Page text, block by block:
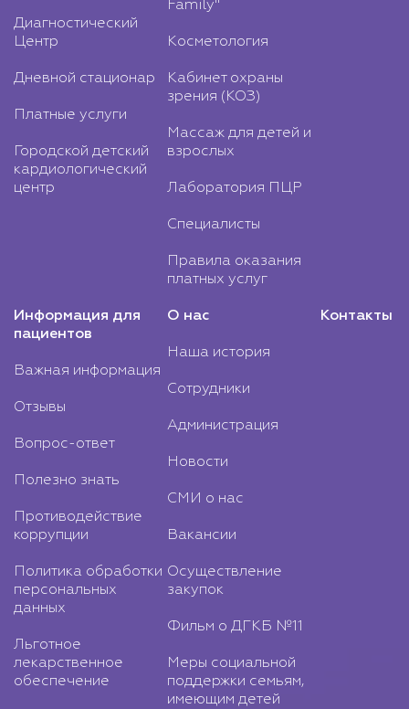
Диагностический
Центр
Дневной стационар
Платные услуги
Городской детский
кардиологический
центр
Family"
Косметология
Кабинет охраны
зрения (КОЗ)
Массаж для детей и
взрослых
Лаборатория ПЦР
Специалисты
Правила оказания
платных услуг
Информация для
пациентов
Важная информация
Отзывы
Вопрос-ответ
Полезно знать
Противодействие
коррупции
Политика обработки
персональных
данных
Льготное
лекарственное
обеспечение
О нас
Наша история
Сотрудники
Администрация
Новости
СМИ о нас
Вакансии
Осуществление
закупок
Фильм о ДГКБ №11
Меры социальной
поддержки семьям,
имеющим детей
Контакты